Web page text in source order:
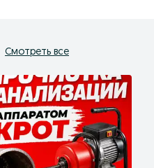
Смотреть все